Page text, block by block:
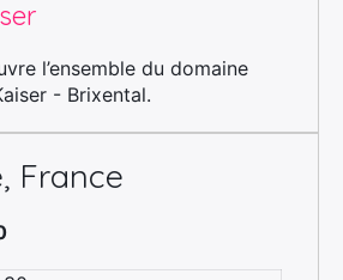
l’ensemble du domaine
- Brixental.
France